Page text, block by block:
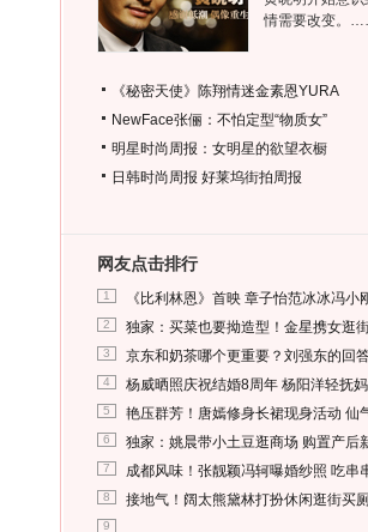
情需要改变。
《秘密天使》陈翔情迷金素恩YURA
NewFace张俪：不怕定型“物质女”
明星时尚周报：女明星的欲望衣橱
日韩时尚周报 好莱坞街拍周报
网友点击排行
1 《比利林恩》首映 章子怡范冰冰冯小
2 独家：买菜也要拗造型！金星携女逛
3 京东和奶茶哪个更重要？刘强东的回
4 杨威晒照庆祝结婚8周年 杨阳洋轻抚
5 艳压群芳！唐嫣修身长裙现身活动 仙
6 独家：姚晨带小土豆逛商场 购置产后
7 成都风味！张靓颖冯轲曝婚纱照 吃串
8 接地气！阔太熊黛林打扮休闲逛街买
9